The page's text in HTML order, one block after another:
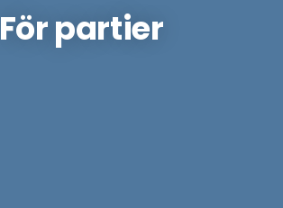
För partier